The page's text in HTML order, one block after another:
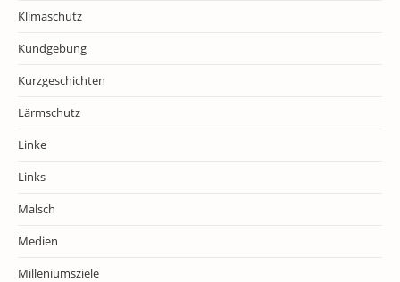
Klimaschutz
Kundgebung
Kurzgeschichten
Lärmschutz
Linke
Links
Malsch
Medien
Milleniumsziele